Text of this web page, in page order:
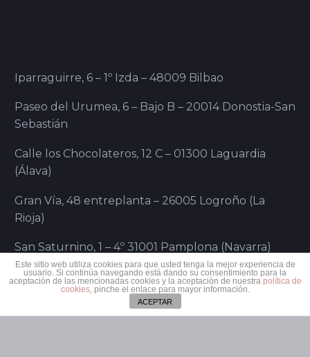
Iparraguirre, 6 – 1º Izda – 48009 Bilbao
Paseo del Urumea, 6 – Bajo B – 20014 Donostia-San
Sebastián
Calle los Chocolateros, 12 C – 01300 Laguardia
(Álava)
Gran Vía, 48 entreplanta – 26005 Logroño (La
Rioja)
San Saturnino, 1 – 4º 31001 Pamplona (Navarra)
Este sitio web utiliza cookies para que usted tenga la mejor experiencia de
usuario. Si continúa navegando está dando su consentimiento para la
aceptación de las mencionadas cookies y la aceptación de nuestra política de
cookies, pinche el enlace para mayor información.
ACEPTAR